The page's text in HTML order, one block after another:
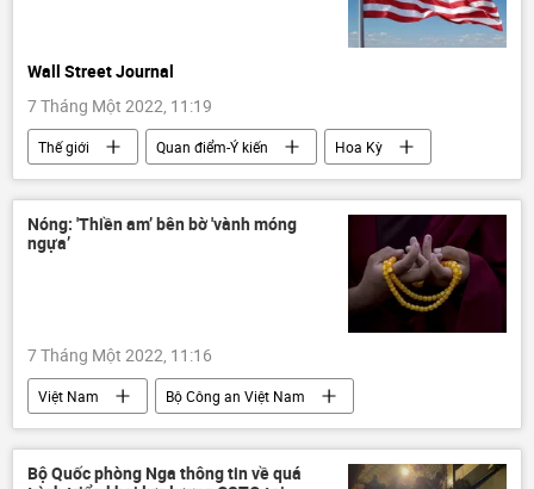
Wall Street Journal
7 Tháng Một 2022, 11:19
Thế giới Quan điểm-Ý kiến
Hoa Kỳ
Nga
Báo chí thế giới chuyên gia
Nóng: 'Thiền am’ bên bờ 'vành móng
ngựa’
7 Tháng Một 2022, 11:16
Việt Nam
Bộ Công an Việt Nam
khởi tố
bắt tạm giam Pháp luật
Bộ Quốc phòng Nga thông tin về quá